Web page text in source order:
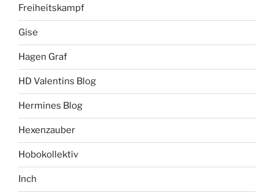
Freiheitskampf
Gise
Hagen Graf
HD Valentins Blog
Hermines Blog
Hexenzauber
Hobokollektiv
Inch